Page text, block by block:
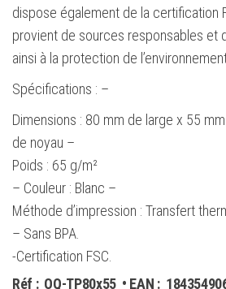
dispose également de la certification
provient de sources responsables et
ainsi à la protection de
Spécifications : –
Dimensions : 80 mm de large x 55
de noyau –
Poids : 65 g/m²
– Couleur : Blanc –
Méthode d’impression : Transfert
– Sans BPA.
-Certification FSC.
Réf : OQ-TP80x55 • EAN :